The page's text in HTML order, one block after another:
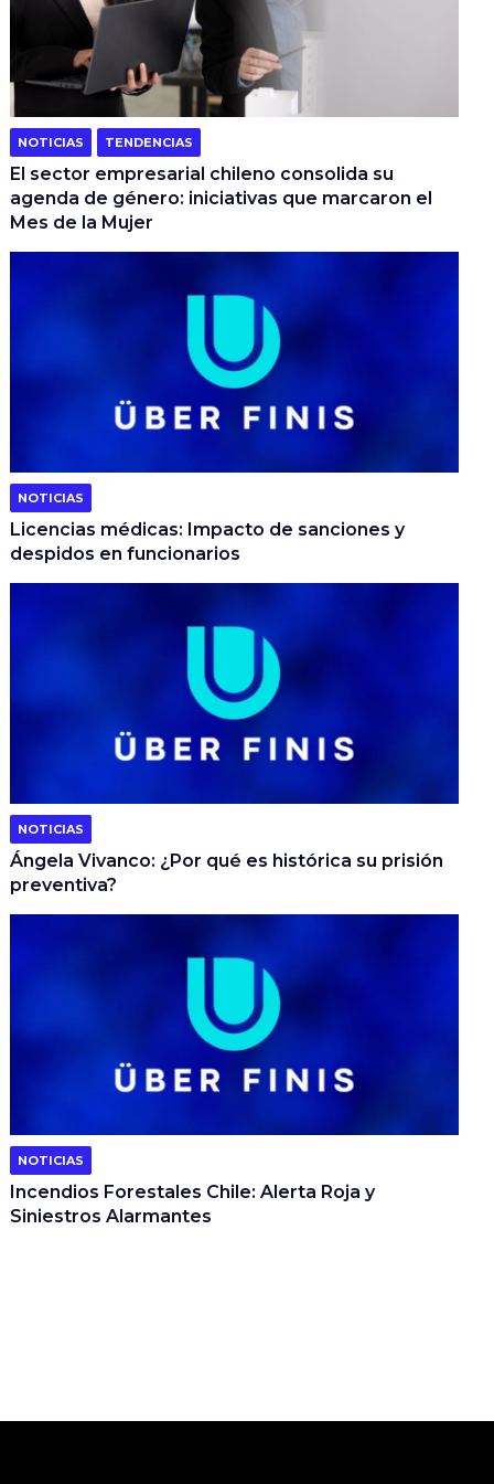
NOTICIAS TENDENCIAS
El sector empresarial chileno consolida su
agenda de género: iniciativas que marcaron el
Mes de la Mujer
NOTICIAS
Licencias médicas: Impacto de sanciones y
despidos en funcionarios
NOTICIAS
Ángela Vivanco: ¿Por qué es histórica su prisión
preventiva?
NOTICIAS
Incendios Forestales Chile: Alerta Roja y
Siniestros Alarmantes